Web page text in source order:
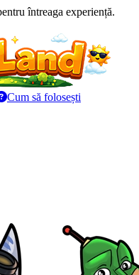
întreaga experiență.
Cum să folosești